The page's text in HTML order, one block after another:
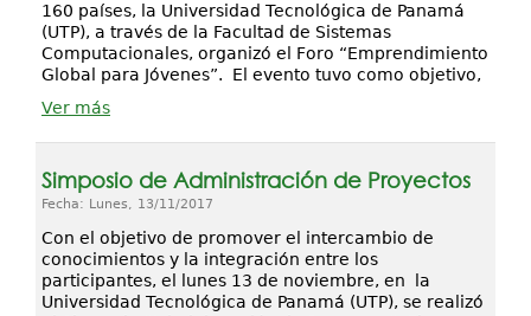
160 países, la Universidad Tecnológica de Panamá
(UTP), a través de la Facultad de Sistemas
Computacionales, organizó el Foro “Emprendimiento
Global para Jóvenes”. El evento tuvo como objetivo,
Ver más
Simposio de Administración de Proyectos
Fecha: Lunes, 13/11/2017
Con el objetivo de promover el intercambio de
conocimientos y la integración entre los
participantes, el lunes 13 de noviembre, en la
Universidad Tecnológica de Panamá (UTP), se realizó